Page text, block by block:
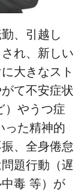
、引越し
れ、新しい
大きなスト
て不安症状
）やうつ症
った精神的
、全身倦怠
題行動（遅
毒 等）が